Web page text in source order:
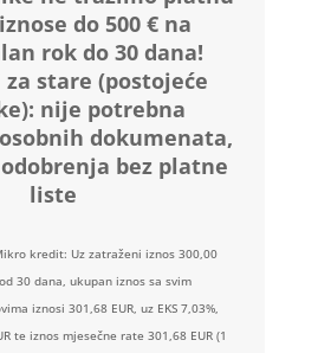
do 500 € na
rok do 30 dana!
stare (postojeće
nije potrebna
dokumenata,
bez platne
liste
Mikro kredit: Uz zatraženi iznos 300,00
30 dana, ukupan iznos sa svim
iznosi 301,68 EUR, uz EKS 7,03%,
te iznos mjesečne rate 301,68 EUR (1